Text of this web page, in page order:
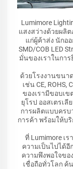
Lumimore
แสงสว่างด้วยผลิ
แก่ผู้ค้าส่ง นักอ
SMD/COB LED
มั่นของเราในกา
ด้วยโรงงานขนา
เช่น CE, ROHS,
ของเรามีขอบเข
ยุโรป ออสเตรเ
การผลิตแบบครบ
การค้า พร้อมให้บ
ที่ Lumimore เ
ความเป็นไปได้
ความพึงพอใจขอ
เชื่อถือทั่วโลก ค้